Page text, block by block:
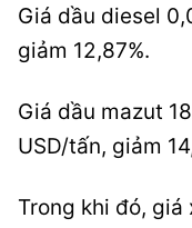
Giá dầu diesel
giảm 12,87%.
Giá dầu mazut
USD/tấn, giảm
Trong khi đó, giá